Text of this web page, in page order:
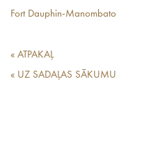
Fort Dauphin-Manombato
« ATPAKAĻ
« UZ SADAĻAS SĀKUMU